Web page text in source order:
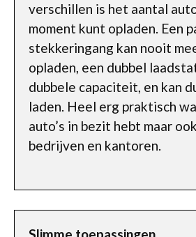
verschillen is het aantal
moment kunt opladen. Een
stekkeringang kan nooit
opladen, een dubbel
dubbele capaciteit, en kan
laden. Heel erg praktisch
auto’s in bezit hebt maar
bedrijven en kantoren.